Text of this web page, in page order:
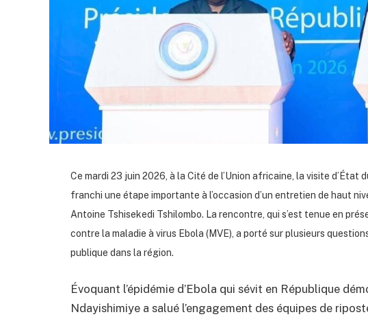
Ce mardi 23 juin 2026, à la Cité de l’Union africaine, la visite d’État
franchi une étape importante à l’occasion d’un entretien de haut
Antoine Tshisekedi Tshilombo. La rencontre, qui s’est tenue en
contre la maladie à virus Ebola (MVE), a porté sur plusieurs
publique dans la région.
Évoquant l’épidémie d’Ebola qui sévit en République
Ndayishimiye a salué l’engagement des équipes de